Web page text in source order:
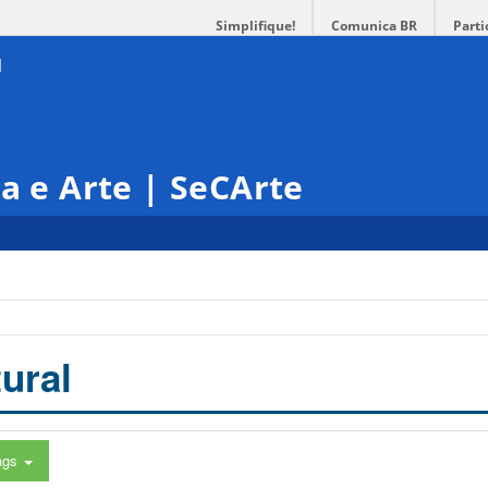
Simplifique! Comunica BR
e Arte | SeCArte